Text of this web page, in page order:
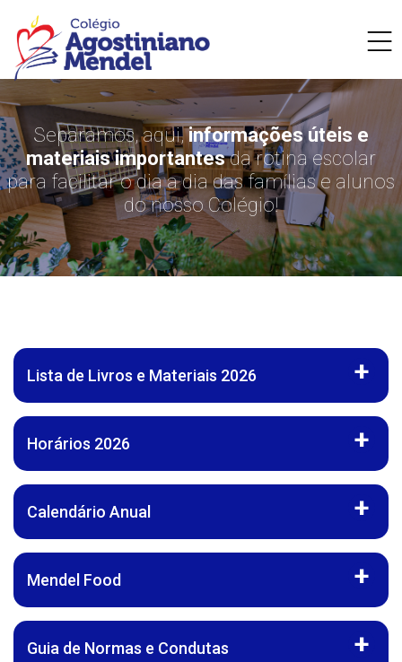
Separamos, aqui,informações úteis e
materiais importantesda rotina escolar
para facilitar o dia a dia das famílias e alunos
do nosso Colégio!
Lista de Livros e Materiais 2026
Horários 2026
Calendário Anual
Mendel Food
Guia de Normas e Condutas